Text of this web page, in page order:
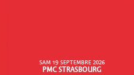
SAM 19 SEPTEMBRE 2026
PMC STRASBOURG